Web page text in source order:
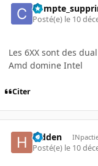
Posté(e) le 10
Les 6XX sont des
Amd domine Intel
Citer
hidden
Posté(e) le 10